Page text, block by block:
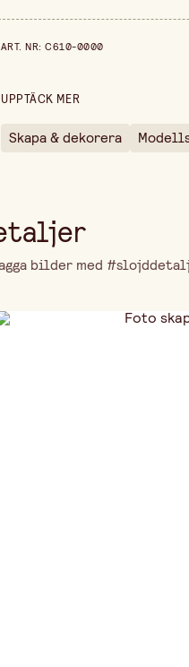
Längd
ART. NR:C610-0000
UPPTÄCK MER
Skapa & dekorera
bilder med